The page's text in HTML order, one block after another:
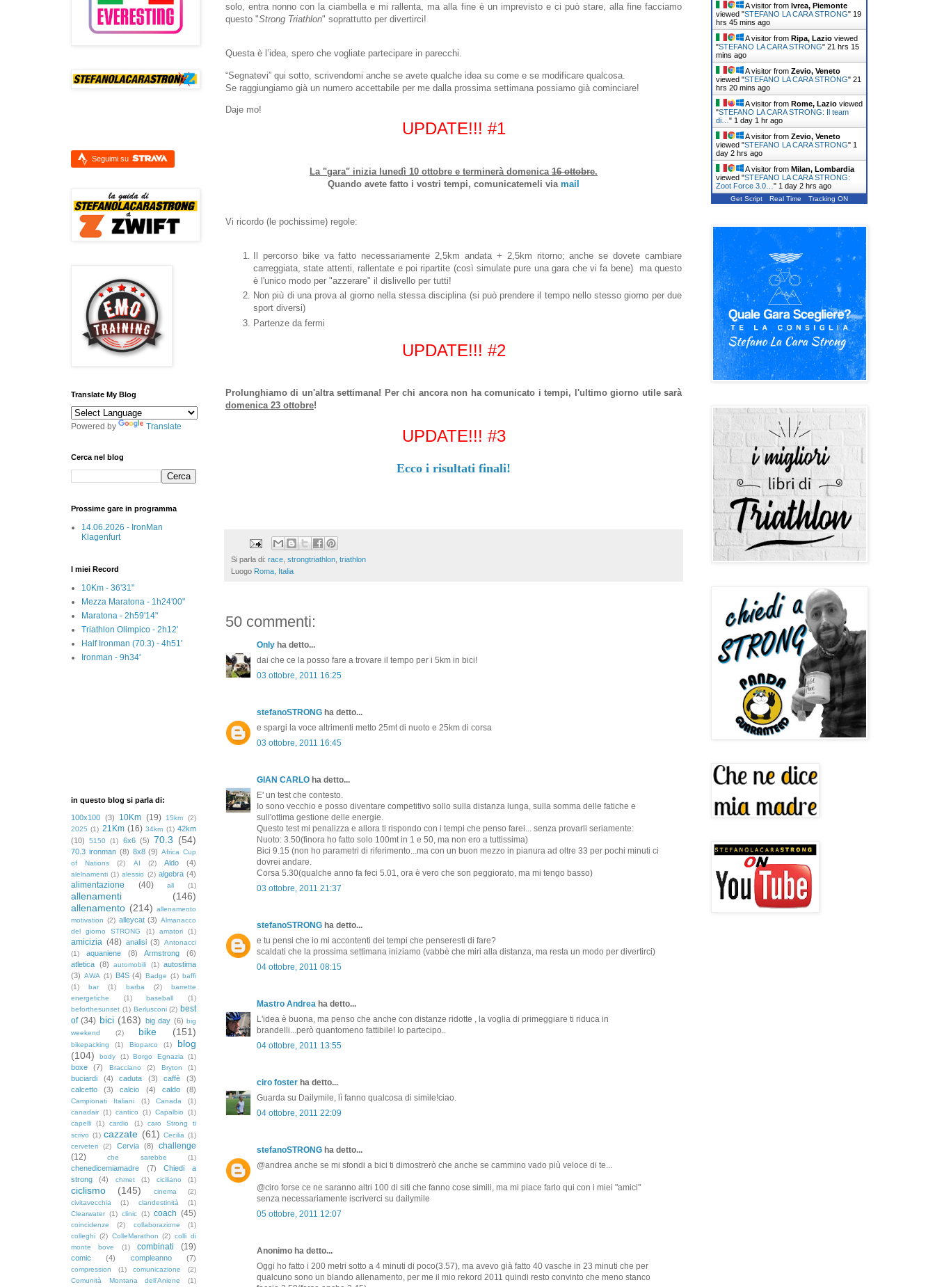
solo, entra nonno con la ciambella e mi rallenta, ma alla fine è un imprevisto e ci può stare, alla fine facciamo
questo "Strong Triathlon" soprattutto per divertirci!
Questa è l’idea, spero che vogliate partecipare in parecchi.
“Segnatevi” qui sotto, scrivendomi anche se avete qualche idea su come e se modificare qualcosa.
Se raggiungiamo già un numero accettabile per me dalla prossima settimana possiamo già cominciare!
Daje mo!
UPDATE!!! #1
La "gara" inizia lunedì 10 ottobre e terminerà domenica 16 ottobre.
Quando avete fatto i vostri tempi, comunicatemeli via mail
Vi ricordo (le pochissime) regole:
Il percorso bike va fatto necessariamente 2,5km andata + 2,5km ritorno; anche se dovete cambiare
carreggiata, state attenti, rallentate e poi ripartite (così simulate pure una gara che vi fa bene) ma questo
è l'unico modo per "azzerare" il dislivello per tutti!
Non più di una prova al giorno nella stessa disciplina (si può prendere il tempo nello stesso giorno per due
sport diversi)
Partenze da fermi
UPDATE!!! #2
Prolunghiamo di un'altra settimana! Per chi ancora non ha comunicato i tempi, l'ultimo giorno utile sarà
domenica 23 ottobre!
UPDATE!!! #3
Ecco i risultati finali!
Si parla di: race strongtriathlon triathlon
Luogo Roma, Italia
50 commenti:
Only ha detto...
dai che ce la posso fare a trovare il tempo per i 5km in bici!
03 ottobre, 2011 16:25
stefanoSTRONG ha detto...
e spargi la voce altrimenti metto 25mt di nuoto e 25km di corsa
03 ottobre, 2011 16:45
GIAN CARLO ha detto...
E' un test che contesto.
Io sono vecchio e posso diventare competitivo sollo sulla distanza lunga, sulla somma delle fatiche e
sull'ottima gestione delle energie.
Questo test mi penalizza e allora ti rispondo con i tempi che penso farei... senza provarli seriamente:
Nuoto: 3.50(finora ho fatto solo 100mt in 1 e 50, ma non ero a tuttissima)
Bici 9.15 (non ho parametri di riferimento...ma con un buon mezzo in pianura ad oltre 33 per pochi minuti ci
dovrei andare.
Corsa 5.30(qualche anno fa feci 5.01, ora è vero che son peggiorato, ma mi tengo basso)
03 ottobre, 2011 21:37
stefanoSTRONG ha detto...
e tu pensi che io mi accontenti dei tempi che penseresti di fare?
scaldati che la prossima settimana iniziamo (vabbè che miri alla distanza, ma resta un modo per divertirci)
04 ottobre, 2011 08:15
Mastro Andrea ha detto...
L'idea è buona, ma penso che anche con distanze ridotte , la voglia di primeggiare ti riduca in
brandelli...però quantomeno fattibile! Io partecipo..
04 ottobre, 2011 13:55
ciro foster ha detto...
Guarda su Dailymile, lì fanno qualcosa di simile!ciao.
04 ottobre, 2011 22:09
stefanoSTRONG ha detto...
@andrea anche se mi sfondi a bici ti dimostrerò che anche se cammino vado più veloce di te...
@ciro forse ce ne saranno altri 100 di siti che fanno cose simili, ma mi piace farlo qui con i miei "amici"
senza necessariamente iscriverci su dailymile
05 ottobre, 2011 12:07
Anonimo ha detto...
Oggi ho fatto i 200 metri sotto a 4 minuti di poco(3.57), ma avevo già fatto 40 vasche in 23 minuti che per
qualcuno sono un blando allenamento, per me il mio rekord 2011 quindi resto convinto che meno stanco
Seguimi su
Translate My Blog
Powered by Translate
Cerca nel blog
Prossime gare in programma
14.06.2026 - IronMan
Klagenfurt
I miei Record
10Km - 36'31"
Mezza Maratona - 1h24'00"
Maratona - 2h59'14"
Triathlon Olimpico - 2h12'
Half Ironman (70.3) - 4h51'
Ironman - 9h34'
in questo blog si parla di:
100x100 (3) 10Km (19) 15km
(2)
2025 (1) 21Km (16) 34km (1) 42km
(10)
5150 (1) 6x6 (5) 70.3 (54)
70.3 ironman (8) 8x8 (9) Africa Cup
of Nations
(2) AI (2) Aldo (4)
alelnamenti (1) alessio (2) algebra (4)
alimentazione (40) all (1)
allenamenti
(146)
allenamento (214) allenamento
motivation (2) alleycat (3) Almanacco
del giorno STRONG
(1) amatori (1)
amicizia (48) analisi (3)
Antonacci
(1)
aquaniene (8) Armstrong
(6)
atletica (8) automobili (1) autostima
(3) AWA (1) B4S (4) Badge (1) baffi
(1)
bar (1) barba (2)
barrette
energetiche
(1) baseball
(1)
beforthesunset (1) Berlusconi (2) best
of (34) bici (163) big day (6) big
weekend
(2) bike (151)
bikepacking (1) Bioparco (1)
blog
(104)
body (1) Borgo Egnazia (1)
boxe (7) Bracciano (2) Bryton (1)
buciardi (4) caduta (3) caffè
(3)
calcetto
(3) calcio (4) caldo (8)
Campionati Italiani (1) Canada
(1)
canadair (1) cantico (1) Capalbio
(1)
capelli
(1) cardio (1)
caro Strong ti
scrivo (1) cazzate (61) Cecilia (1)
cerveteri
(2) Cervia (8)
challenge
(12)
che sarebbe (1)
chenedicemiamadre (7)
Chiedi a
strong
(4) chmet (1) ciciliano (1)
ciclismo (145) cinema
(2)
civitavecchia
(1) clandestinità
(1)
Clearwater (1) clinic (1) coach (45)
coincidenze (2) collaborazione
(1)
colleghi (2) ColleMarathon (2) colli di
monte bove
(1) combinati (19)
comic (4) compleanno (7)
compression (1) comunicazione
(2)
Comunità Montana dell'Aniene
(1)
A visitor from Ivrea, Piemonte
viewed "STEFANO LA CARA STRONG" 19
hrs 45 mins ago
A visitor from Ripa, Lazio viewed
"STEFANO LA CARA STRONG" 21 hrs 15
mins ago
A visitor from Zevio, Veneto
viewed "STEFANO LA CARA STRONG" 21
hrs 20 mins ago
A visitor from Rome, Lazio viewed
"STEFANO LA CARA STRONG: Il team
di… " 1 day 1 hr ago
A visitor from Zevio, Veneto
viewed "STEFANO LA CARA STRONG" 1
day 2 hrs ago
A visitor from Milan, Lombardia
viewed "STEFANO LA CARA STRONG:
Zoot Force 3.0… " 1 day 2 hrs ago
Get Script Real Time Tracking ON